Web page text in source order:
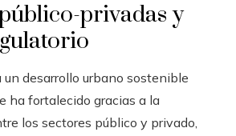
privadas y
un desarrollo urbano sostenible
ha fortalecido gracias a la
los sectores público y privado,